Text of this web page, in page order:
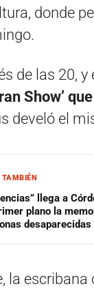
donde
de las 20, y
Show’
develó el
llega a
plano la
desaparecidas
la